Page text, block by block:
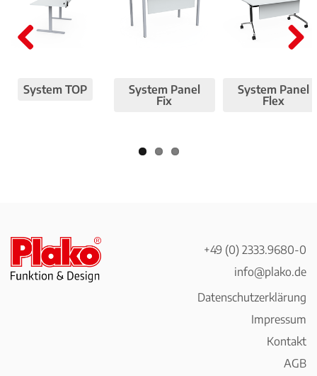
System TOP
System Panel
Fix
System Panel
Flex
viou
s
+49 (0) 2333.9680-0
info@plako.de
Datenschutzerklärung
Impressum
Kontakt
AGB